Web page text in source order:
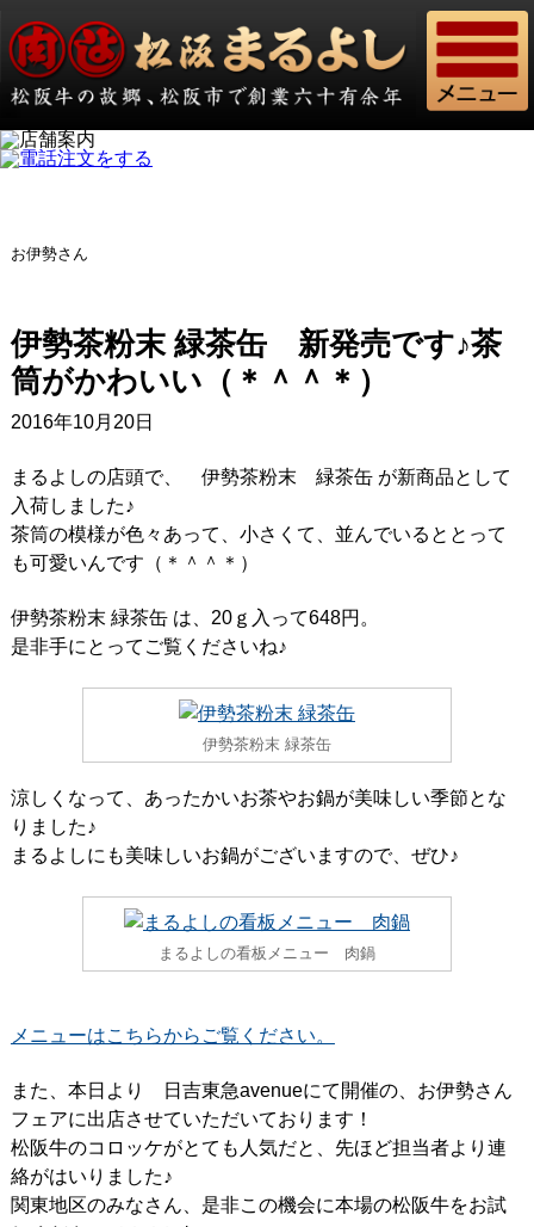
お伊勢さん
伊勢茶粉末 緑茶缶 新発売です♪茶
筒がかわいい（＊＾＾＊）
2016年10月20日
まるよしの店頭で、 伊勢茶粉末 緑茶缶 が新商品として
入荷しました♪
茶筒の模様が色々あって、小さくて、並んでいるととって
も可愛いんです（＊＾＾＊）
伊勢茶粉末 緑茶缶 は、20ｇ入って648円。
是非手にとってご覧くださいね♪
伊勢茶粉末 緑茶缶
涼しくなって、あったかいお茶やお鍋が美味しい季節とな
りました♪
まるよしにも美味しいお鍋がございますので、ぜひ♪
まるよしの看板メニュー 肉鍋
メニューはこちらからご覧ください。
また、本日より 日吉東急avenueにて開催の、お伊勢さん
フェアに出店させていただいております！
松阪牛のコロッケがとても人気だと、先ほど担当者より連
絡がはいりました♪
関東地区のみなさん、是非この機会に本場の松阪牛をお試